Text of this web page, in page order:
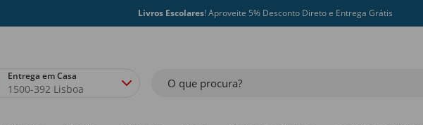
Livros Escolares! Aproveite 5% Desconto Direto e Entrega Grátis
Entrega em Casa
1500-392 Lisboa O que procura?